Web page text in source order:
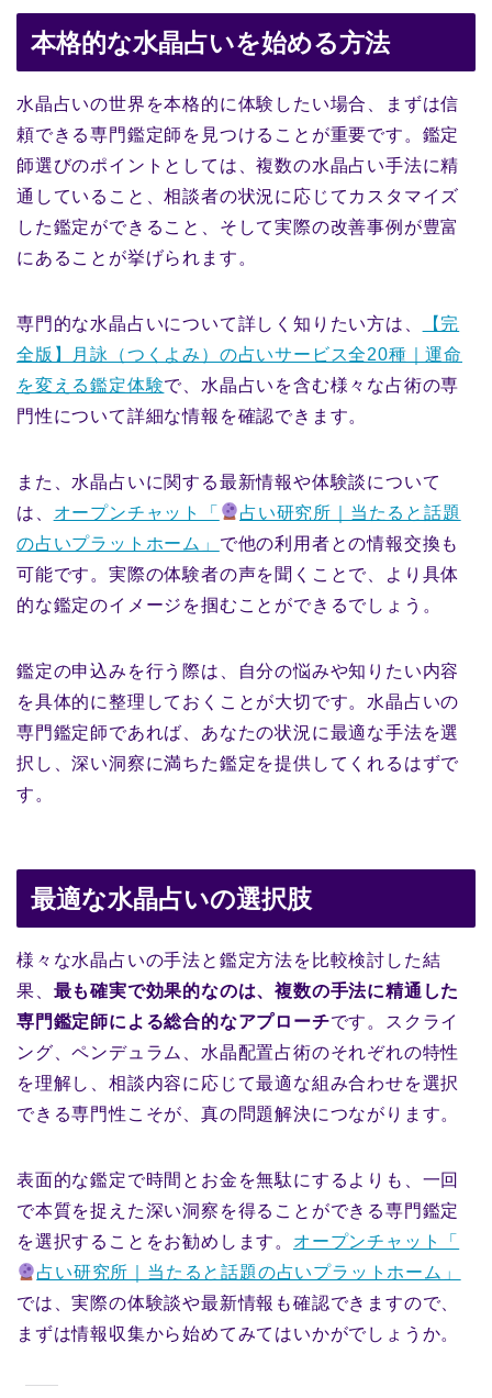
本格的な水晶占いを始める方法
水晶占いの世界を本格的に体験したい場合、まずは信
頼できる専門鑑定師を見つけることが重要です。鑑定
師選びのポイントとしては、複数の水晶占い手法に精
通していること、相談者の状況に応じてカスタマイズ
した鑑定ができること、そして実際の改善事例が豊富
にあることが挙げられます。
専門的な水晶占いについて詳しく知りたい方は、
【完
全版】月詠（つくよみ）の占いサービス全20種｜運命
を変える鑑定体験で、水晶占いを含む様々な占術の専
門性について詳細な情報を確認できます。
また、水晶占いに関する最新情報や体験談について
は、 オープンチャット「
占い研究所｜当たると話題
の占いプラットホーム」 で他の利用者との情報交換も
可能です。実際の体験者の声を聞くことで、より具体
的な鑑定のイメージを掴むことができるでしょう。
鑑定の申込みを行う際は、自分の悩みや知りたい内容
を具体的に整理しておくことが大切です。水晶占いの
専門鑑定師であれば、あなたの状況に最適な手法を選
択し、深い洞察に満ちた鑑定を提供してくれるはずで
す。
最適な水晶占いの選択肢
様々な水晶占いの手法と鑑定方法を比較検討した結
果、 最も確実で効果的なのは、複数の手法に精通した
専門鑑定師による総合的なアプローチです。スクライ
ング、ペンデュラム、水晶配置占術のそれぞれの特性
を理解し、相談内容に応じて最適な組み合わせを選択
できる専門性こそが、真の問題解決につながります。
表面的な鑑定で時間とお金を無駄にするよりも、一回
で本質を捉えた深い洞察を得ることができる専門鑑定
を選択することをお勧めします。 オープンチャット「
占い研究所｜当たると話題の占いプラットホーム」
では、実際の体験談や最新情報も確認できますので、
まずは情報収集から始めてみてはいかがでしょうか。